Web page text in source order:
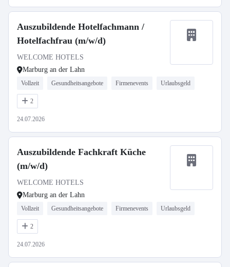
Auszubildende Hotelfachmann /
Hotelfachfrau (m/w/d)
WELCOME HOTELS
Marburg an der Lahn
Vollzeit Gesundheitsangebote Firmenevents Urlaubsgeld
2
24.07.2026
Auszubildende Fachkraft Küche
(m/w/d)
WELCOME HOTELS
Marburg an der Lahn
Vollzeit Gesundheitsangebote Firmenevents Urlaubsgeld
2
24.07.2026